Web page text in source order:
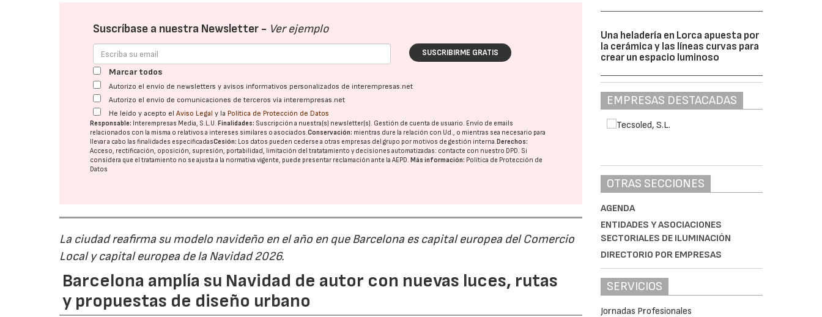
Suscríbase a nuestra Newsletter - Ver ejemplo
SUSCRIBIRME GRATIS
Marcar todos
Autorizo el envío de newsletters y avisos informativos personalizados de interempresas.net
Autorizo el envío de comunicaciones de terceros vía interempresas.net
He leído y acepto elAviso Legal y la Política de Protección de Datos
Responsable: Interempresas Media, S.L.U. Finalidades: Suscripción a nuestra(s) newsletter(s). Gestión de cuenta de usuario. Envío de emails
relacionados con la misma o relativos a intereses similares o asociados.Conservación: mientras dure la relación con Ud., o mientras sea necesario para
llevar a cabo las finalidades especificadasCesión: Los datos pueden cederse a otras empresas del grupo por motivos de gestión interna. Derechos:
Acceso, rectificación, oposición, supresión, portabilidad, limitación del tratatamiento y decisiones automatizadas: contacte con nuestro DPD. Si
considera que el tratamiento no se ajusta a la normativa vigente, puede presentar reclamación ante laAEPD. Más información: Política de Protección de
Datos
La ciudad reafirma su modelo navideño en el año en que Barcelona es capital europea del Comercio
Local y capital europea de la Navidad 2026.
Barcelona amplía su Navidad de autor con nuevas luces, rutas
y propuestas de diseño urbano
Una heladería en Lorca apuesta por
la cerámica y las líneas curvas para
crear un espacio luminoso
EMPRESAS DESTACADAS
OTRAS SECCIONES
AGENDA
ENTIDADES Y ASOCIACIONES
SECTORIALES DE ILUMINACIÓN
DIRECTORIO POR EMPRESAS
SERVICIOS
Jornadas Profesionales